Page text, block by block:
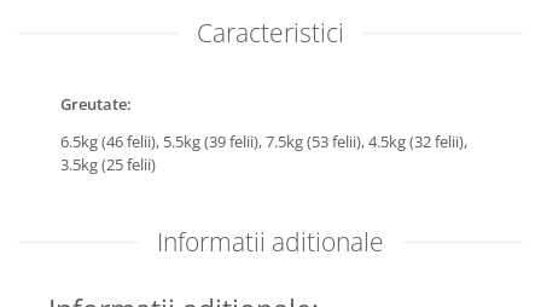
Caracteristici
Greutate:
6.5kg (46 felii), 5.5kg (39 felii),7.5kg (53 felii),4.5kg (32 felii),
3.5kg (25 felii)
Informatii aditionale